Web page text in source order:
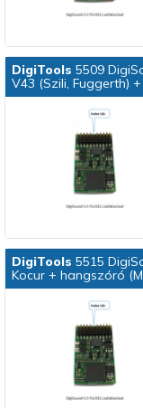
DigiTools 5509
V43 (Szili, Fuggerth)
DigiTools 5515
Kocur + hangszóró